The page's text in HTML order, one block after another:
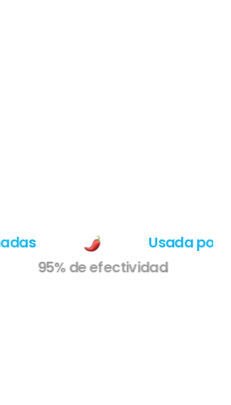
Usada por
95% de efectividad